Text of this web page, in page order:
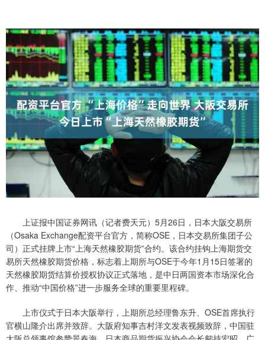
上证报中国证券网讯（记者费天元）5月26日，日本大阪交易所
（Osaka Exchange配资平台官方，简称OSE，日本交易所集团子公
司）正式挂牌上市“上海天然橡胶期货”合约。该合约挂钩上海期货交
易所天然橡胶期货价格，标志着上期所与OSE于今年1月15日签署的
天然橡胶期货结算价授权协议正式落地，是中日两国资本市场深化合
作、推动“中国价格”进一步服务全球的重要里程碑。
上市仪式于日本大阪举行，上期所总经理鲁东升、OSE首席执行
官横山隆介出席并致辞。大阪府知事吉村洋文发表视频致辞，中国驻